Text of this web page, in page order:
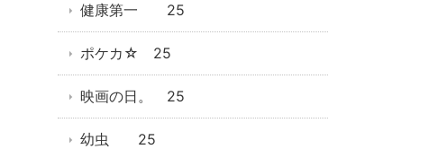
健康第一 25
ポケカ☆ 25
映画の日。 25
幼虫 25